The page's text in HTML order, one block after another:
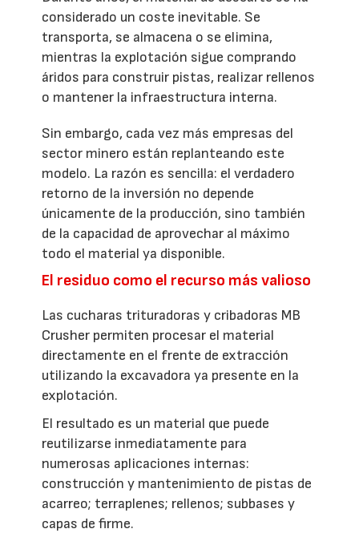
considerado un coste inevitable. Se
transporta, se almacena o se elimina,
mientras la explotación sigue comprando
áridos para construir pistas, realizar rellenos
o mantener la infraestructura interna.
Sin embargo, cada vez más empresas del
sector minero están replanteando este
modelo. La razón es sencilla: el verdadero
retorno de la inversión no depende
únicamente de la producción, sino también
de la capacidad de aprovechar al máximo
todo el material ya disponible.
El residuo como el recurso más valioso
Las cucharas trituradoras y cribadoras MB
Crusher permiten procesar el material
directamente en el frente de extracción
utilizando la excavadora ya presente en la
explotación.
El resultado es un material que puede
reutilizarse inmediatamente para
numerosas aplicaciones internas:
construcción y mantenimiento de pistas de
acarreo; terraplenes; rellenos; subbases y
capas de firme.